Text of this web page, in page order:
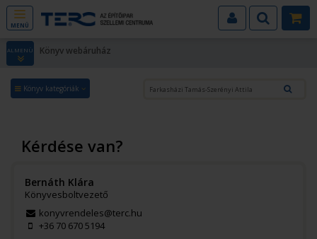
MENÜ
ALMENÜ Könyv webáruház
Könyv kategóriák
Kérdése van?
Bernáth Klára
Könyvesboltvezető
konyvrendeles@terc.hu
+36 70 670 5194